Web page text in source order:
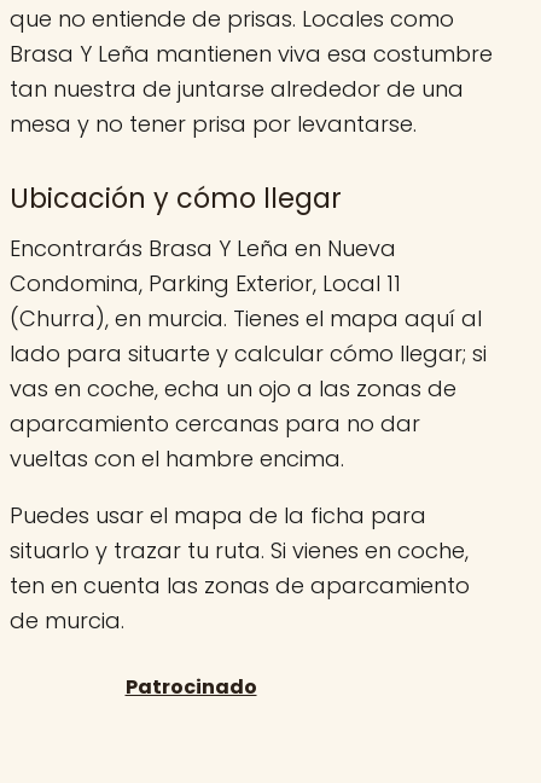
que no entiende de prisas. Locales como
Brasa Y Leña mantienen viva esa costumbre
tan nuestra de juntarse alrededor de una
mesa y no tener prisa por levantarse.
Ubicación y cómo llegar
Encontrarás Brasa Y Leña en Nueva
Condomina, Parking Exterior, Local 11
(Churra), en murcia. Tienes el mapa aquí al
lado para situarte y calcular cómo llegar; si
vas en coche, echa un ojo a las zonas de
aparcamiento cercanas para no dar
vueltas con el hambre encima.
Puedes usar el mapa de la ficha para
situarlo y trazar tu ruta. Si vienes en coche,
ten en cuenta las zonas de aparcamiento
de murcia.